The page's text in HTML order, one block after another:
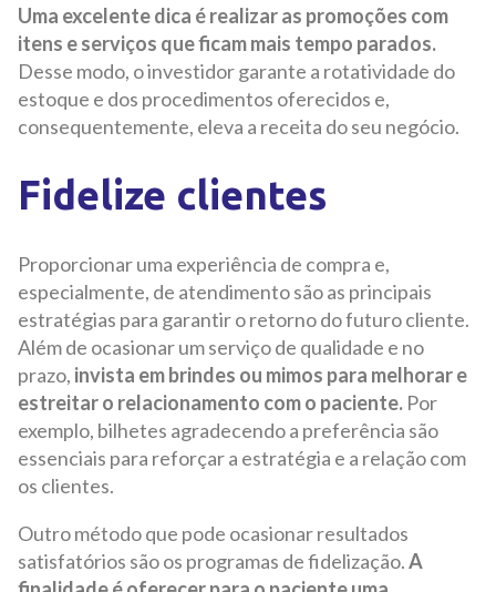
Uma excelente dica é realizar as promoções com
itens e serviços que ficam mais tempo parados.
Desse modo, o investidor garante a rotatividade do
estoque e dos procedimentos oferecidos e,
consequentemente, eleva a receita do seu negócio.
Fidelize clientes
Proporcionar uma experiência de compra e,
especialmente, de atendimento são as principais
estratégias para garantir o retorno do futuro cliente.
Além de ocasionar um serviço de qualidade e no
prazo, invista em brindes ou mimos para melhorar e
estreitar o relacionamento com o paciente. Por
exemplo, bilhetes agradecendo a preferência são
essenciais para reforçar a estratégia e a relação com
os clientes.
Outro método que pode ocasionar resultados
satisfatórios são os programas de fidelização.A